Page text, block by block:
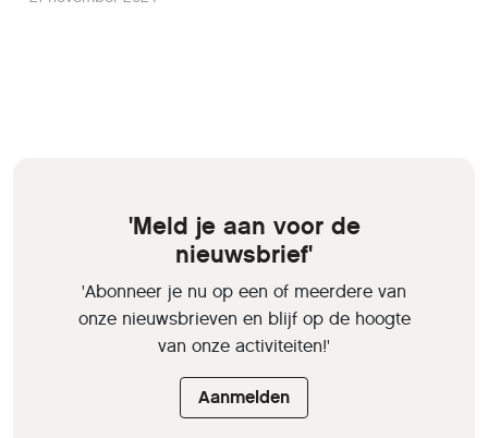
'Meld je aan voor de
nieuwsbrief'
'Abonneer je nu op een of meerdere van
onze nieuwsbrieven en blijf op de hoogte
van onze activiteiten!'
Aanmelden